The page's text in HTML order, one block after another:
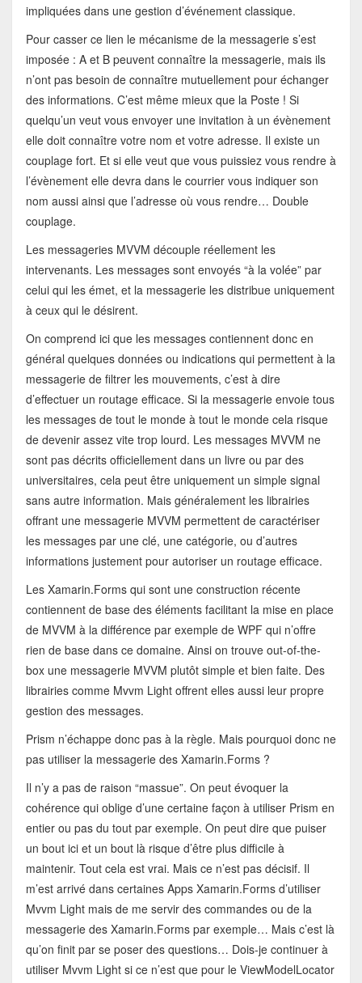
impliquées dans une gestion d’événement classique.
Pour casser ce lien le mécanisme de la messagerie s’est
imposée : A et B peuvent connaître la messagerie, mais ils
n’ont pas besoin de connaître mutuellement pour échanger
des informations. C’est même mieux que la Poste ! Si
quelqu’un veut vous envoyer une invitation à un évènement
elle doit connaître votre nom et votre adresse. Il existe un
couplage fort. Et si elle veut que vous puissiez vous rendre à
l’évènement elle devra dans le courrier vous indiquer son
nom aussi ainsi que l’adresse où vous rendre… Double
couplage.
Les messageries MVVM découple réellement les
intervenants. Les messages sont envoyés “à la volée” par
celui qui les émet, et la messagerie les distribue uniquement
à ceux qui le désirent.
On comprend ici que les messages contiennent donc en
général quelques données ou indications qui permettent à la
messagerie de filtrer les mouvements, c’est à dire
d’effectuer un routage efficace. Si la messagerie envoie tous
les messages de tout le monde à tout le monde cela risque
de devenir assez vite trop lourd. Les messages MVVM ne
sont pas décrits officiellement dans un livre ou par des
universitaires, cela peut être uniquement un simple signal
sans autre information. Mais généralement les librairies
offrant une messagerie MVVM permettent de caractériser
les messages par une clé, une catégorie, ou d’autres
informations justement pour autoriser un routage efficace.
Les Xamarin.Forms qui sont une construction récente
contiennent de base des éléments facilitant la mise en place
de MVVM à la différence par exemple de WPF qui n’offre
rien de base dans ce domaine. Ainsi on trouve out-of-the-
box une messagerie MVVM plutôt simple et bien faite. Des
librairies comme Mvvm Light offrent elles aussi leur propre
gestion des messages.
Prism n’échappe donc pas à la règle. Mais pourquoi donc ne
pas utiliser la messagerie des Xamarin.Forms ?
Il n’y a pas de raison “massue”. On peut évoquer la
cohérence qui oblige d’une certaine façon à utiliser Prism en
entier ou pas du tout par exemple. On peut dire que puiser
un bout ici et un bout là risque d’être plus difficile à
maintenir. Tout cela est vrai. Mais ce n’est pas décisif. Il
m’est arrivé dans certaines Apps Xamarin.Forms d’utiliser
Mvvm Light mais de me servir des commandes ou de la
messagerie des Xamarin.Forms par exemple… Mais c’est là
qu’on finit par se poser des questions… Dois-je continuer à
utiliser Mvvm Light si ce n’est que pour le ViewModelLocator